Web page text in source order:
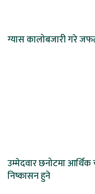
ग्यास कालोबजारी गरे
उम्मेदवार छनोटमा
निष्कासन हुने